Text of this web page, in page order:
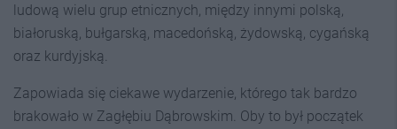
ludową wielu grup etnicznych, między innymi polską,
białoruską, bułgarską, macedońską, żydowską, cygańską
oraz kurdyjską.
Zapowiada się ciekawe wydarzenie, którego tak bardzo
brakowało w Zagłębiu Dąbrowskim. Oby to był początek